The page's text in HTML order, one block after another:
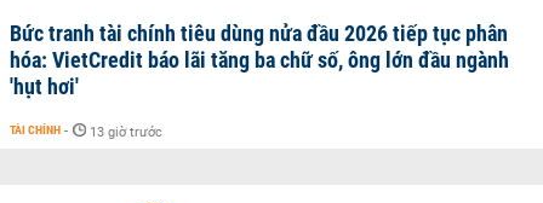
Bức tranh tài chính tiêu dùng nửa đầu 2026 tiếp tục phân
hóa: VietCredit báo lãi tăng ba chữ số, ông lớn đầu ngành
'hụt hơi'
TÀI CHÍNH - 13 giờ trước